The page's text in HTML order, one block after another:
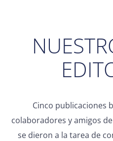
Cinco publicaciones
colaboradores y amigos
se dieron a la tarea de